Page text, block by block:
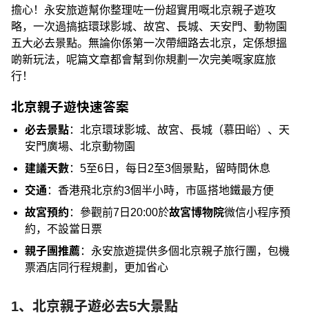
擔心！永安旅遊幫你整理咗一份超實用嘅北京親子遊攻
略，一次過搞掂環球影城、故宮、長城、天安門、動物園
五大必去景點。無論你係第一次帶細路去北京，定係想搵
啲新玩法，呢篇文章都會幫到你規劃一次完美嘅家庭旅
行！
北京親子遊快速答案
必去景點：北京環球影城、故宮、長城（慕田峪）、天
安門廣場、北京動物園
建議天數：5至6日，每日2至3個景點，留時間休息
交通 ：香港飛北京約3個半小時，市區搭地鐵最方便
故宮預約 ：參觀前7日20:00於故宮博物院微信小程序預
約，不設當日票
親子團推薦 ：永安旅遊提供多個北京親子旅行團，包機
票酒店同行程規劃，更加省心
1、北京親子遊必去5大景點